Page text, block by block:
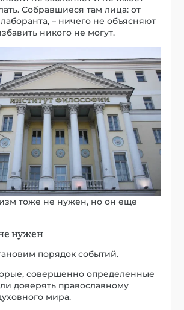
Собравшиеся там лица: от
– ничего не объясняют
никого не могут.
тоже не нужен, но он еще
нужен
порядок событий.
совершенно определенные
доверять православному
мира.